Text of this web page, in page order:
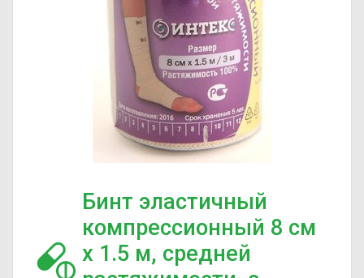
Бинт эластичный
компрессионный 8 см
х 1.5 м, средней